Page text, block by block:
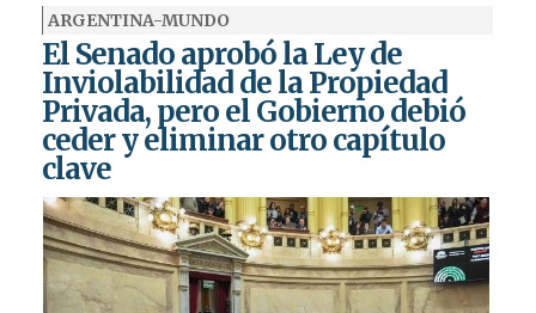
ARGENTINA-MUNDO
El Senado aprobó la Ley de
Inviolabilidad de la Propiedad
Privada, pero el Gobierno debió
ceder y eliminar otro capítulo
clave